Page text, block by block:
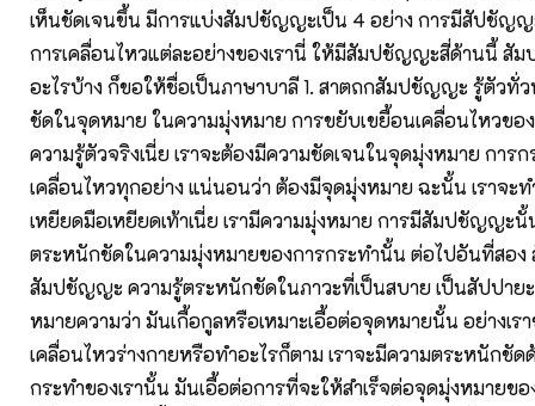
เห็นชัดเจนขึ้น มีการแบ่งสัมปชัญญะเป็น 4 อย่าง การมีสัปชัญญ
การเคลื่อนไหวแต่ละอย่างของเรานี่ ให้มีสัมปชัญญะสี่ด้านนี้ สั
อะไรบ้าง ก็ขอให้ชื่อเป็นภาษาบาลี 1. สาตถกสัมปชัญญะ รู้ตัวทั่
ชัดในจุดหมาย ในความมุ่งหมาย การขยับเขยื้อนเคลื่อนไหวของ
ความรู้ตัวจริงเนี่ย เราจะต้องมีความชัดเจนในจุดมุ่งหมาย การก
เคลื่อนไหวทุกอย่าง แน่นอนว่า ต้องมีจุดมุ่งหมาย ฉะนั้น เราจะท
เหยียดมือเหยียดเท้าเนี่ย เรามีความมุ่งหมาย การมีสัมปชัญญะนั้
ตระหนักชัดในความมุ่งหมายของการกระทำนั้น ต่อไปอันที่สอง
สัมปชัญญะ ความรู้ตระหนักชัดในภาวะที่เป็นสบาย เป็นสัปปาย
หมายความว่า มันเกื้อกูลหรือเหมาะเอื้อต่อจุดหมายนั้น อย่างเร
เคลื่อนไหวร่างกายหรือทำอะไรก็ตาม เราจะมีความตระหนักชัด
กระทำของเรานั้น มันเอื้อต่อการที่จะให้สำเร็จต่อจุดมุ่งหมายขอ